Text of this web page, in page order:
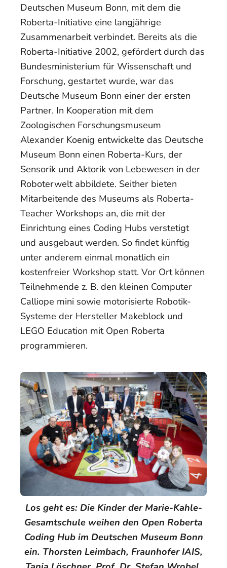
Deutschen Museum Bonn, mit dem die
Roberta-Initiative eine langjährige
Zusammenarbeit verbindet. Bereits als die
Roberta-Initiative 2002, gefördert durch das
Bundesministerium für Wissenschaft und
Forschung, gestartet wurde, war das
Deutsche Museum Bonn einer der ersten
Partner. In Kooperation mit dem
Zoologischen Forschungsmuseum
Alexander Koenig entwickelte das Deutsche
Museum Bonn einen Roberta-Kurs, der
Sensorik und Aktorik von Lebewesen in der
Roboterwelt abbildete. Seither bieten
Mitarbeitende des Museums als Roberta-
Teacher Workshops an, die mit der
Einrichtung eines Coding Hubs verstetigt
und ausgebaut werden. So findet künftig
unter anderem einmal monatlich ein
kostenfreier Workshop statt. Vor Ort können
Teilnehmende z. B. den kleinen Computer
Calliope mini sowie motorisierte Robotik-
Systeme der Hersteller Makeblock und
LEGO Education mit Open Roberta
programmieren.
Los geht es: Die Kinder der Marie-Kahle-
Gesamtschule weihen den Open Roberta
Coding Hub im Deutschen Museum Bonn
ein. Thorsten Leimbach, Fraunhofer IAIS,